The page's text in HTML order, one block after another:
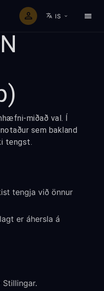
IS
miðað val. Í
sem bakland
tengst.
tengja við önnur
er áhersla á
Stillingar.